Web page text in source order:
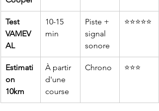
Test
VAMEV
AL
10-15
min
Piste +
signal
sonore
⭐⭐⭐⭐⭐
Estimati
on
10km
À partir
d'une
course
Chrono ⭐⭐⭐